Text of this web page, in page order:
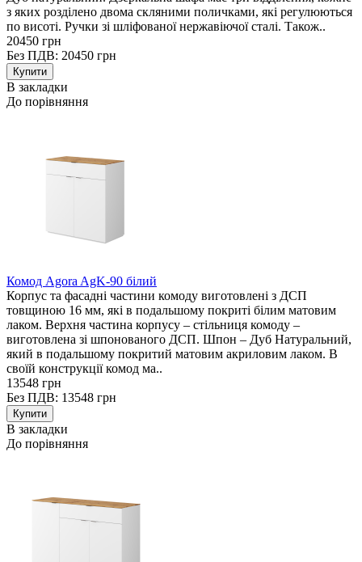
з яких розділено двома скляними поличками, які регулюються
по висоті. Ручки зі шліфованої нержавіючої сталі. Також..
20450 грн
Без ПДВ: 20450 грн
В закладки
До порівняння
Комод Agora AgK-90 білий
Корпус та фасадні частини комоду виготовлені з ДСП
товщиною 16 мм, які в подальшому покриті білим матовим
лаком. Верхня частина корпусу – стільниця комоду –
виготовлена зі шпонованого ДСП. Шпон – Дуб Натуральний,
який в подальшому покритий матовим акриловим лаком. В
своїй конструкції комод ма..
13548 грн
Без ПДВ: 13548 грн
В закладки
До порівняння